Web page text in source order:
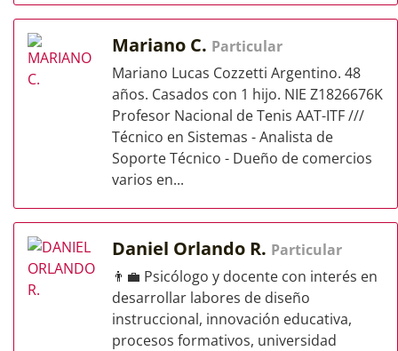
Mariano C. Particular
Mariano Lucas Cozzetti Argentino. 48
años. Casados con 1 hijo. NIE Z1826676K
Profesor Nacional de Tenis AAT-ITF ///
Técnico en Sistemas - Analista de
Soporte Técnico - Dueño de comercios
varios en...
Daniel Orlando R. Particular
👨‍💼 Psicólogo y docente con interés en
desarrollar labores de diseño
instruccional, innovación educativa,
procesos formativos, universidad